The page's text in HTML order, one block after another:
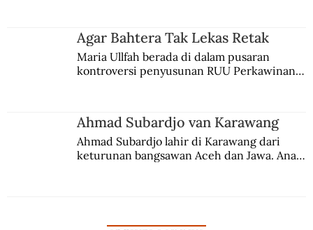
Agar Bahtera Tak Lekas Retak
Maria Ullfah berada di dalam pusaran
kontroversi penyusunan RUU Perkawinan.
Ahmad Subardjo van Karawang
Ahmad Subardjo lahir di Karawang dari
keturunan bangsawan Aceh dan Jawa. Anak